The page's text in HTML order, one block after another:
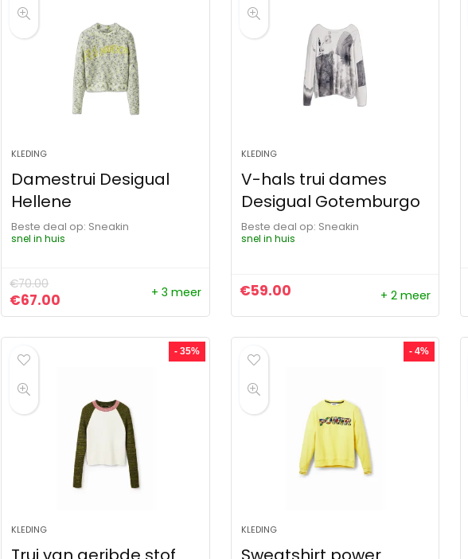
KLEDING
Damestrui Desigual
Hellene
Beste deal op:
Sneakin
snel in huis
€70.00
Oorspronkelijke prijs was: €70.00.
€67.00 Huidige prijs is: €67.00.
+ 3 meer
KLEDING
V-hals trui dames
Desigual Gotemburgo
Beste deal op:
Sneakin
snel in huis
€59.00 + 2 meer
- 35%
KLEDING
- 4%
KLEDING